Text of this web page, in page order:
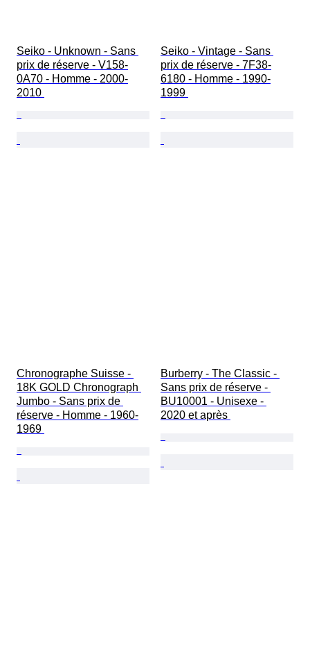
Seiko - Unknown - Sans
prix de réserve - V158-
0A70 - Homme - 2000-
2010
Seiko - Vintage - Sans
prix de réserve - 7F38-
6180 - Homme - 1990-
1999
Chronographe Suisse -
18K GOLD Chronograph
Jumbo - Sans prix de
réserve - Homme - 1960-
1969
Burberry - The Classic -
Sans prix de réserve -
BU10001 - Unisexe -
2020 et après